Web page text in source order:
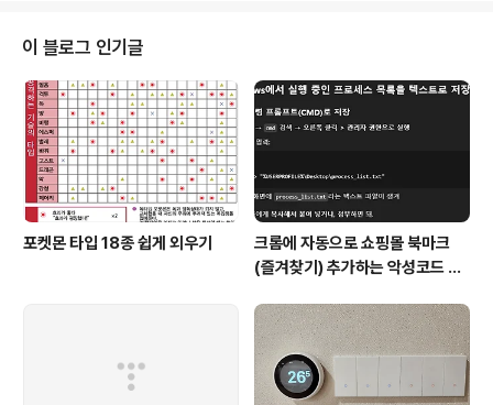
패스워드 정보도 함께 기록이 되었으나, 최근엔 보안상의 이유로 패스워드 정보
는 /etc/shadow 파일에 암호화 되어 저장되게 됩니다...
이 블로그 인기글
포켓몬 타입 18종 쉽게 외우기
크롬에 자동으로 쇼핑몰 북마크
(즐겨찾기) 추가하는 악성코드 삭
servicepack)